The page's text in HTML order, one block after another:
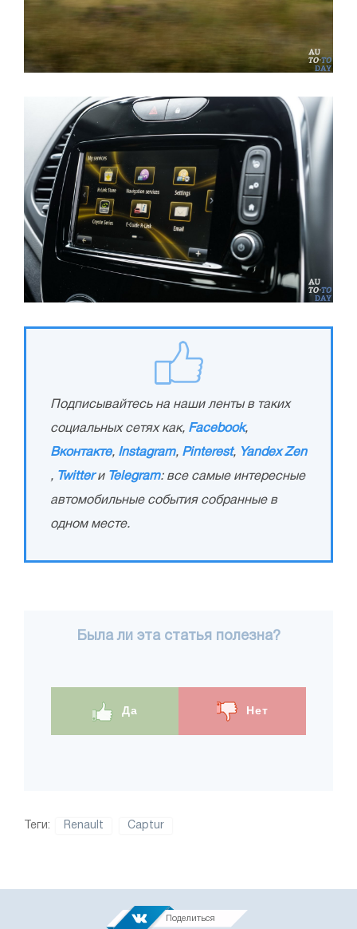
Подписывайтесь на наши ленты в таких
социальных сетях как, Facebook,
Вконтакте, Instagram, Pinterest, Yandex Zen
, Twitterи Telegram: все самые интересные
автомобильные события собранные в
одном месте.
Была ли эта статья полезна?
Да Нет
Теги: Renault Captur
Поделиться